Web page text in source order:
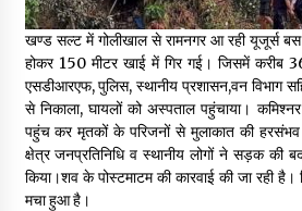
May 16, 2022
Thought Of The Day 14
May 14, 2022
Thought Of The Day 13
खण्ड सल्ट में गोलीखाल से रामनगर आ रही यूजूर्स
होकर 150 मीटर खाई में गिर गई। जिसमें करीब
एसडीआरएफ, पुलिस, स्थानीय प्रशासन,वन विभाग
से निकाला, घायलों को अस्पताल पहुंचाया।
पहुंच कर मृतकों के परिजनों से मुलाकात की हरसंभव
क्षेत्र जनप्रतिनिधि व स्थानीय लोगों ने सड़क की
किया।शव के पोस्टमाटम की कारवाई की जा रही है।
मचा हुआ है।